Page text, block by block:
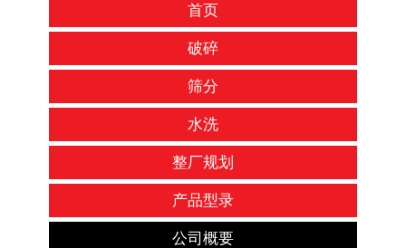
首页
破碎
筛分
水洗
整厂规划
产品型录
公司概要